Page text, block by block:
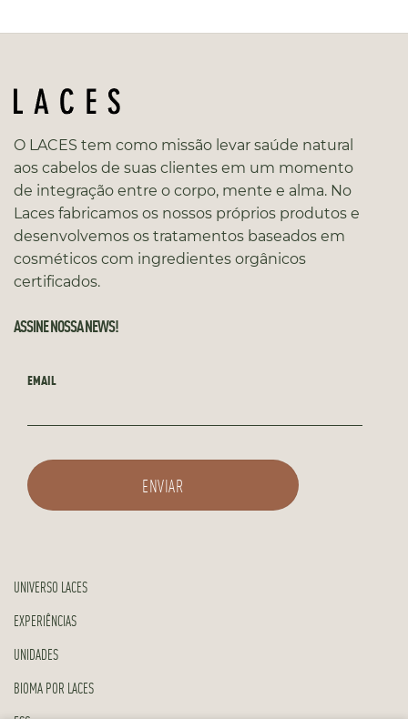
O LACES tem como missão levar saúde natural
aos cabelos de suas clientes em um momento
de integração entre o corpo, mente e alma. No
Laces fabricamos os nossos próprios produtos e
desenvolvemos os tratamentos baseados em
cosméticos com ingredientes orgânicos
certificados.
ASSINE NOSSA NEWS!
EMAIL
UNIVERSO LACES
EXPERIÊNCIAS
UNIDADES
BIOMA POR LACES